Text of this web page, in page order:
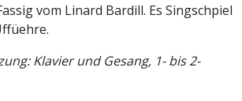
vom Linard Bardill. Es Singschpiel
Klavier und Gesang, 1- bis 2-